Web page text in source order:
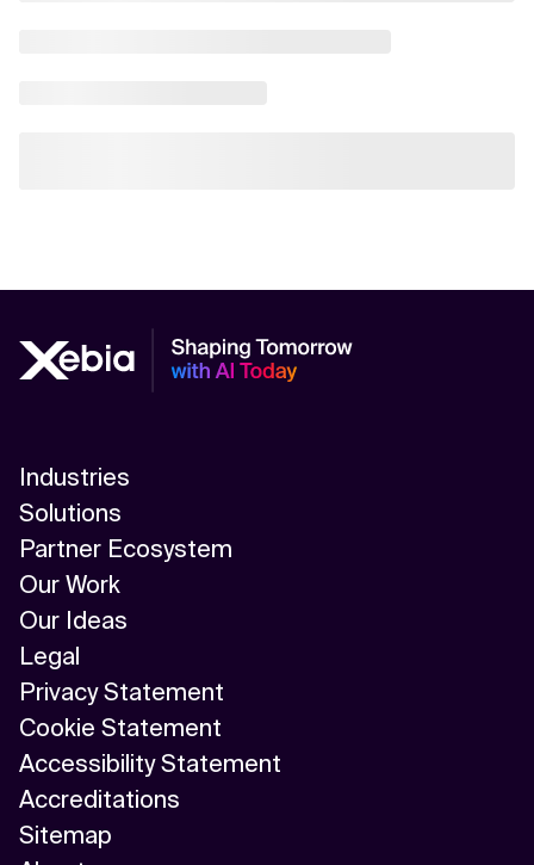
Industries
Solutions
Partner Ecosystem
Our Work
Our Ideas
Legal
Privacy Statement
Cookie Statement
Accessibility Statement
Accreditations
Sitemap